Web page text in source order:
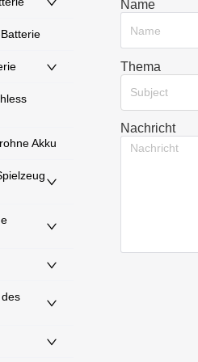
Akku
Name
Thema
Subject
Nachricht